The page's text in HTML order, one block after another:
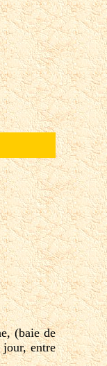
(baie de
jour, entre